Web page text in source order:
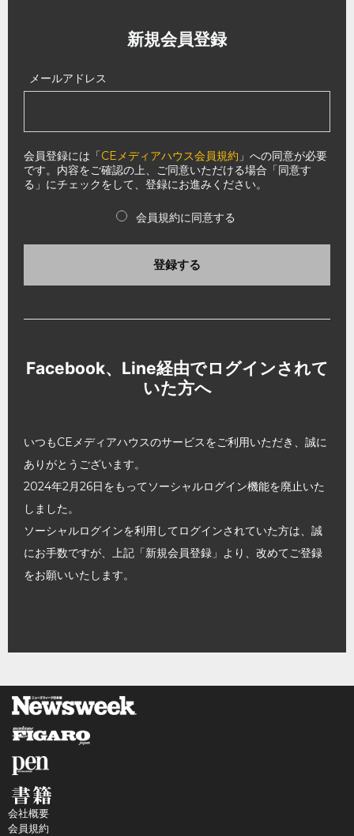
新規会員登録
メールアドレス
会員登録には「CEメディアハウス会員規約 」への同意が必要
です。内容をご確認の上、ご同意いただける場合「同意す
る」にチェックをして、登録にお進みください。
会員規約に同意する
登録する
Facebook、Line経由でログインされて
いた方へ
いつもCEメディアハウスのサービスをご利用いただき、誠に
ありがとうございます。
2024年2月26日をもってソーシャルログイン機能を廃止いた
しました。
ソーシャルログインを利用してログインされていた方は、誠
にお手数ですが、上記「新規会員登録」より、改めてご登録
をお願いいたします。
会社概要
会員規約